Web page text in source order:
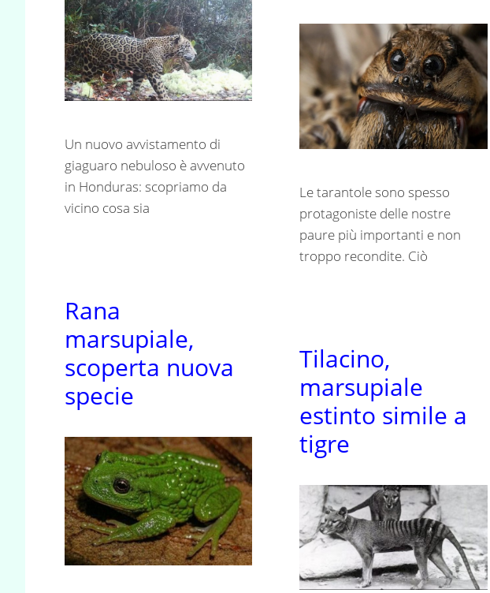
Un nuovo avvistamento di
giaguaro nebuloso è avvenuto
in Honduras: scopriamo da
vicino cosa sia
Le tarantole sono spesso
protagoniste delle nostre
paure più importanti e non
troppo recondite. Ciò
Rana
marsupiale,
scoperta nuova
specie
Tilacino,
marsupiale
estinto simile a
tigre